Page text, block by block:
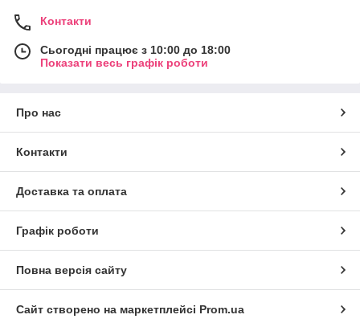
Контакти
Сьогодні працює з 10:00 до 18:00
Показати весь графік роботи
Про нас
Контакти
Доставка та оплата
Графік роботи
Повна версія сайту
Сайт створено на маркетплейсі Prom.ua